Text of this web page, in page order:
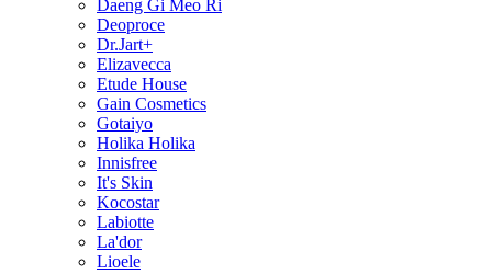
Daeng Gi Meo Ri
Deoproce
Dr.Jart+
Elizavecca
Etude House
Gain Cosmetics
Gotaiyo
Holika Holika
Innisfree
It's Skin
Kocostar
Labiotte
La'dor
Lioele